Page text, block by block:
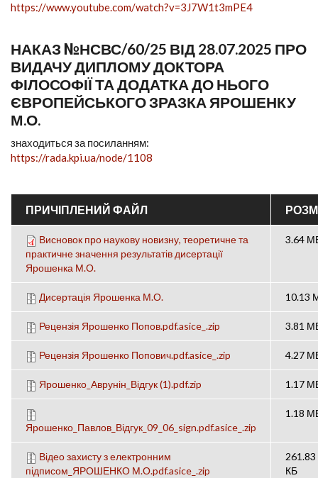
https://www.youtube.com/watch?v=3J7W1t3mPE4
НАКАЗ №НСВС/60/25 ВІД 28.07.2025 ПРО
ВИДАЧУ ДИПЛОМУ ДОКТОРА
ФІЛОСОФІЇ ТА ДОДАТКА ДО НЬОГО
ЄВРОПЕЙСЬКОГО ЗРАЗКА ЯРОШЕНКУ
М.О.
знаходиться за посиланням:
https://rada.kpi.ua/node/1108
ПРИЧІПЛЕНИЙ ФАЙЛ
Висновок про наукову новизну, теоретичне та
практичне значення результатів дисертації
Ярошенка М.О.
3.64
Дисертація Ярошенка М.О. 10.13
Рецензія Ярошенко Попов.pdf.asice_.zip 3.81
Рецензія Ярошенко Попович.pdf.asice_.zip 4.27
Ярошенко_Аврунін_Відгук (1).pdf.zip 1.17
Ярошенко_Павлов_Відгук_09_06_sign.pdf.asice_.zip
1.18
Відео захисту з електронним
підписом_ЯРОШЕНКО М.О.pdf.asice_.zip
261.83
КБ